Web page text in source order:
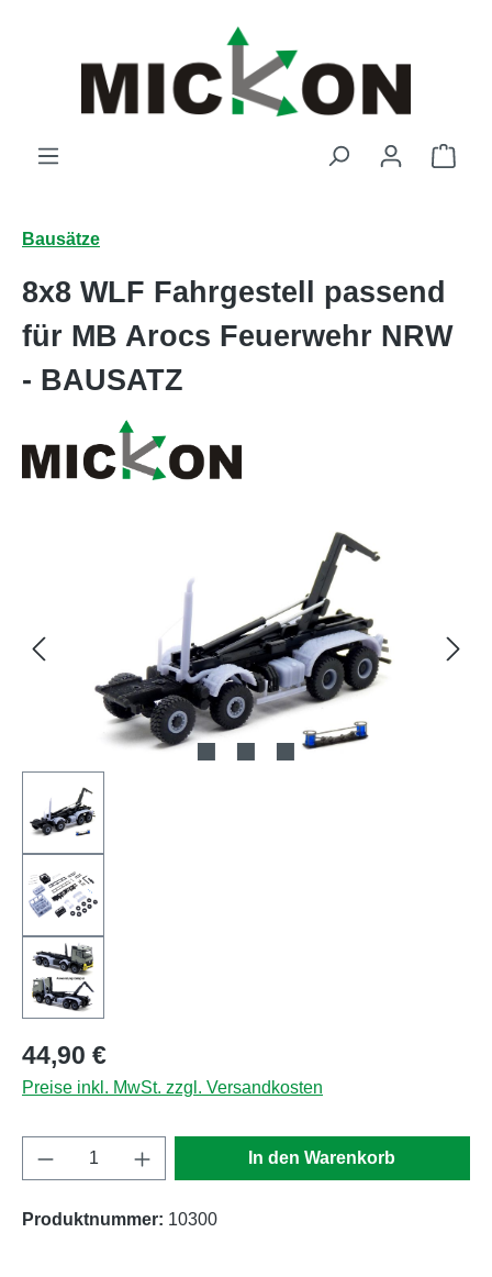
Bausätze
8x8 WLF Fahrgestell passend
für MB Arocs Feuerwehr NRW
- BAUSATZ
Regulärer Preis:
44,90 €
Preise inkl. MwSt. zzgl. Versandkosten
Produkt Anzahl: Gib den gewünschten
In den Warenkorb
Produktnummer: 10300